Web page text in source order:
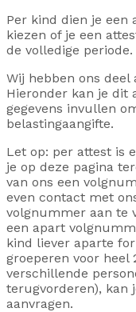
Per kind dien je een
kiezen of je een
de volledige periode.
Wij hebben ons
Hieronder kan je dit
gegevens invullen
belastingaangifte.
Let op: per attest is
je op deze pagina
van ons een
even contact met
volgnummer aan te
een apart
kind liever aparte
groeperen voor heel
verschillende
terugvorderen), kan
aanvragen.